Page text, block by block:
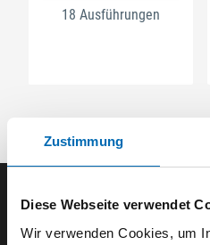
Zustimmung
Diese Webseite verwendet
Wir verwenden Cookies, um
18 Ausführungen
Der